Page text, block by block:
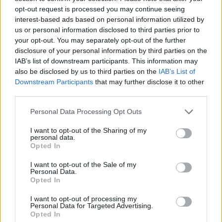
opt-out request is processed you may continue seeing
interest-based ads based on personal information utilized by
us or personal information disclosed to third parties prior to
your opt-out. You may separately opt-out of the further
disclosure of your personal information by third parties on the
IAB’s list of downstream participants. This information may
also be disclosed by us to third parties on the IAB’s List of
Downstream Participants that may further disclose it to other
Personal Data Processing Opt Outs
I want to opt-out of the Sharing of my
personal data.
Opted In
I want to opt-out of the Sale of my
Personal Data.
Opted In
I want to opt-out of processing my
Personal Data for Targeted Advertising.
Opted In
06. august 2026 kl. 06.00
HOBRO: Kinder-æg praler af at kunne hele tre ting
på en gang, men en ung mand tog i weekenden
et skridt videre, da han blev standset af en
politipatrulje i Hobro.
Anledningen var i første omgang, at den unge
koster en bøde og et klip i kørekortet.
Der venter dog en del mere, eftersom den unge
mand kørte uden kørekort efter at være fradømt
Afhængigt af, om han har gjort det før og i givet